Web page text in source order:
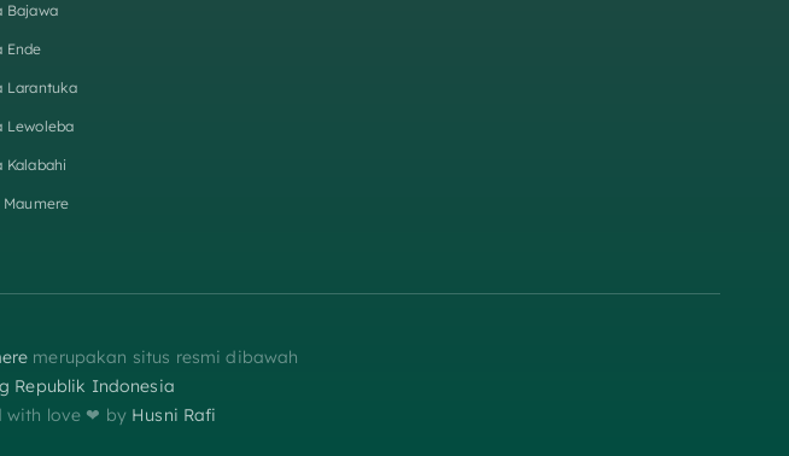
Bajawa
Ende
Larantuka
Lewoleba
Kalabahi
merupakan situs resmi dibawah
Republik Indonesia
with love ❤︎‬ by Husni Rafi